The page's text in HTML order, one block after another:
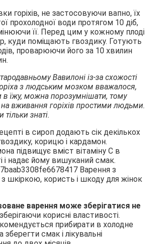
горіхів, не застосовуючи вапно, їх
прохолодної води протягом 10 діб,
її. Перед цим у кожному плоді
куди поміщають гвоздику. Готують
проварюючи його за 10 хвилин
Вавилоні із-за схожості
з людським мозком вважалося,
їжу, можна порозумнішати, тому
на вживання горіхів простими людьми.
тільки знаті.
в сироп додають сік декількох
корицю і кардамон.
підвищує вміст вітаміну C в
і надає йому вишуканий смак.
варення може зберігатися не
корисні властивості.
прибирати в холодне
смак і лікувальні